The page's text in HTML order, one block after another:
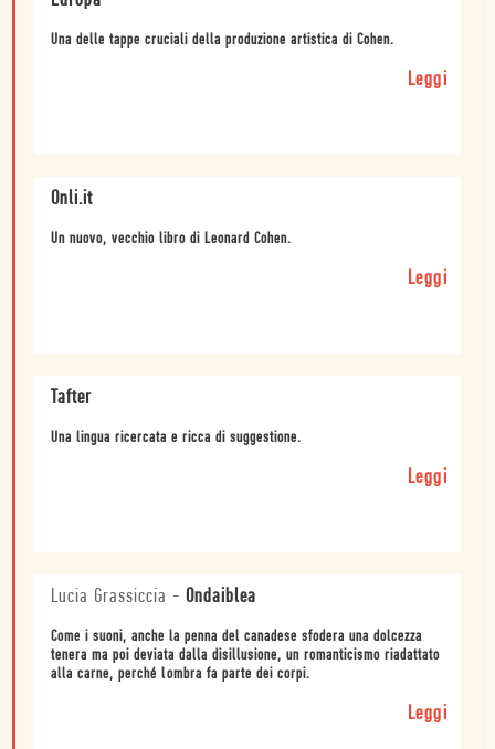
Una delle tappe cruciali della produzione artistica di Cohen.
Leggi
Onli.it
Un nuovo, vecchio libro di Leonard Cohen.
Leggi
Tafter
Una lingua ricercata e ricca di suggestione.
Leggi
Lucia Grassiccia - Ondaiblea
Come i suoni, anche la penna del canadese sfodera una dolcezza
tenera ma poi deviata dalla disillusione, un romanticismo riadattato
alla carne, perché lombra fa parte dei corpi.
Leggi